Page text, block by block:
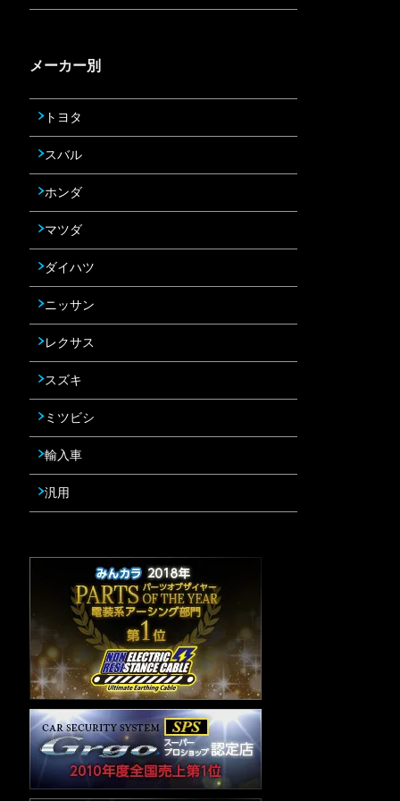
メーカー別
トヨタ
スバル
ホンダ
マツダ
ダイハツ
ニッサン
レクサス
スズキ
ミツビシ
輸入車
汎用